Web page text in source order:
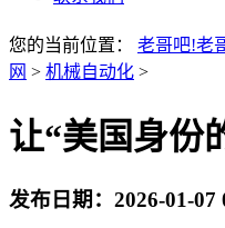
您的当前位置： 老哥吧!老
网 > 机械自动化 >
让“美国身份
发布日期： 2026-01-07